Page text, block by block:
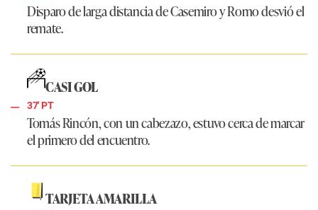
Disparo de larga distancia de Casemiro y Romo desvió el
remate.
CASI GOL
37' PT
Tomás Rincón, con un cabezazo, estuvo cerca de marcar
el primero del encuentro.
TARJETA AMARILLA